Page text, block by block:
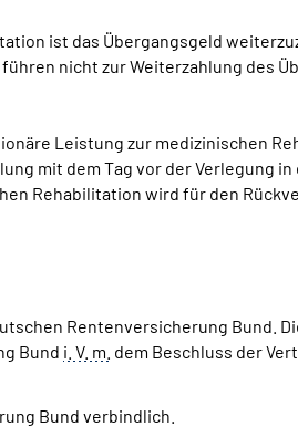
ist das Übergangsgeld
nicht zur Weiterzahlung des
Leistung zur medizinischen
mit dem Tag vor der Verlegung in
Rehabilitation wird für den
Rentenversicherung Bund.
Bund i. V. m. dem Beschluss der
Bund verbindlich.